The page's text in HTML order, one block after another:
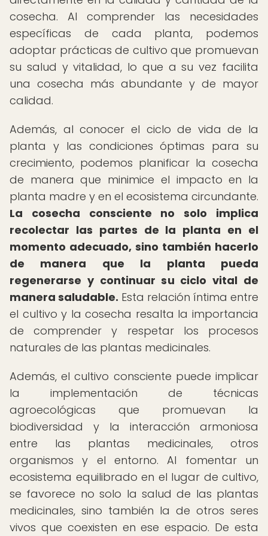
cosecha. Al comprender las necesidades
específicas de cada planta, podemos
adoptar prácticas de cultivo que promuevan
su salud y vitalidad, lo que a su vez facilita
una cosecha más abundante y de mayor
calidad.
Además, al conocer el ciclo de vida de la
planta y las condiciones óptimas para su
crecimiento, podemos planificar la cosecha
de manera que minimice el impacto en la
planta madre y en el ecosistema circundante.
La cosecha consciente no solo implica
recolectar las partes de la planta en el
momento adecuado, sino también hacerlo
de manera que la planta pueda
regenerarse y continuar su ciclo vital de
manera saludable. Esta relación íntima entre
el cultivo y la cosecha resalta la importancia
de comprender y respetar los procesos
naturales de las plantas medicinales.
Además, el cultivo consciente puede implicar
la implementación de técnicas
agroecológicas que promuevan la
biodiversidad y la interacción armoniosa
entre las plantas medicinales, otros
organismos y el entorno. Al fomentar un
ecosistema equilibrado en el lugar de cultivo,
se favorece no solo la salud de las plantas
medicinales, sino también la de otros seres
vivos que coexisten en ese espacio. De esta